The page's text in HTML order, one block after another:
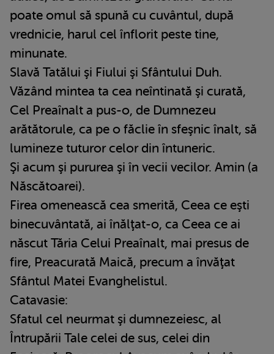
poate omul să spună cu cuvântul, după
vrednicie, harul cel înflorit peste tine,
minunate.
Slavă Tatălui şi Fiului şi Sfântului Duh.
Văzând mintea ta cea neîntinată şi curată,
Cel Preaînalt a pus-o, de Dumnezeu
arătătorule, ca pe o făclie în sfeşnic înalt, să
lumineze tuturor celor din întuneric.
Şi acum şi pururea şi în vecii vecilor. Amin (a
Născătoarei).
Firea omenească cea smerită, Ceea ce eşti
binecuvântată, ai înălţat-o, ca Ceea ce ai
născut Tăria Celui Preaînalt, mai presus de
fire, Preacurată Maică, precum a învăţat
Sfântul Matei Evanghelistul.
Catavasie:
Sfatul cel neurmat şi dumnezeiesc, al
Întrupării Tale celei de sus, celei din